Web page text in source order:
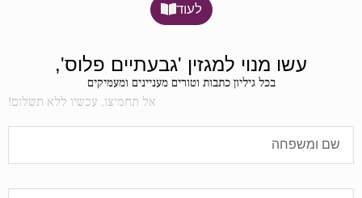
לעוד
עשו מנוי למגזין 'גבעתיים פלוס',
בכל גיליון כתבות וטורים מעניינים ומעמיקים
אל תחמיצו, עכשיו ללא תשלום!